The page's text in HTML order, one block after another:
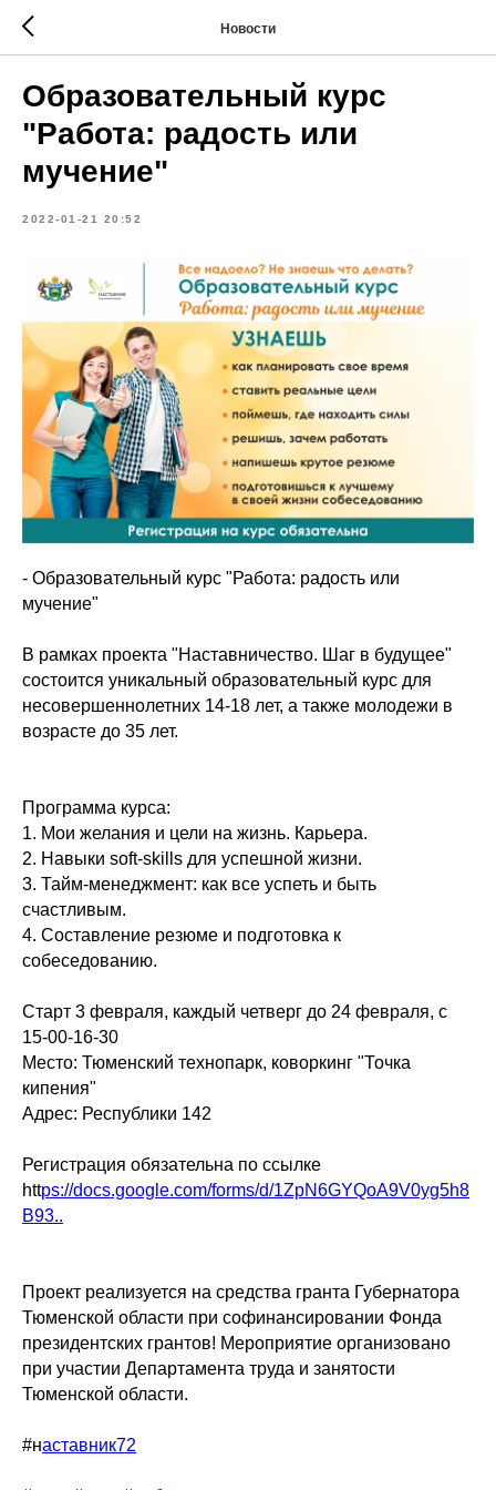
Новости
Образовательный курс
"Работа: радость или
мучение"
2022-01-21 20:52
- Образовательный курс "Работа: радость или
мучение"
В рамках проекта "Наставничество. Шаг в будущее"
состоится уникальный образовательный курс для
несовершеннолетних 14-18 лет, а также молодежи в
возрасте до 35 лет.
Программа курса:
1. Мои желания и цели на жизнь. Карьера.
2. Навыки soft-skills для успешной жизни.
3. Тайм-менеджмент: как все успеть и быть
счастливым.
4. Составление резюме и подготовка к
собеседованию.
Старт 3 февраля, каждый четверг до 24 февраля, с
15-00-16-30
Место: Тюменский технопарк, коворкинг "Точка
кипения"
Адрес: Республики 142
Регистрация обязательна по ссылке
https://docs.google.com/forms/d/1ZpN6GYQoA9V0yg5h8
B93..
Проект реализуется на средства гранта Губернатора
Тюменской области при софинансировании Фонда
президентских грантов! Мероприятие организовано
при участии Департамента труда и занятости
Тюменской области.
#наставник72